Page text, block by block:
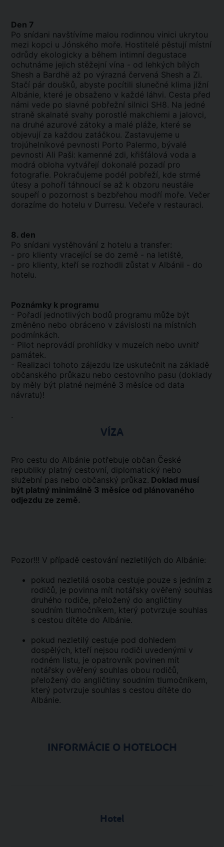
Den 7
Po snídani navštívíme malou rodinnou vinici ukrytou
mezi kopci u Jónského moře. Hostitelé pěstují místní
odrůdy ekologicky a během intimní degustace
ochutnáme jejich stěžejní vína - od lehkých bílých
Shesh a Bardhë až po výrazná červená Shesh a Zi.
Stačí pár doušků, abyste pocítili slunečné klima jižní
Albánie, které je obsaženo v každé láhvi. Cesta před
námi vede po slavné pobřežní silnici SH8. Na jedné
straně skalnaté svahy porostlé makchiemi a jalovci,
na druhé azurové zátoky a malé pláže, které se
objevují za každou zatáčkou. Zastavujeme u
trojúhelníkové pevnosti Porto Palermo, bývalé
pevnosti Ali Paši: kamenné zdi, křišťálová voda a
modrá obloha vytvářejí dokonalé pozadí pro
fotografie. Pokračujeme podél pobřeží, kde strmé
útesy a pohoří táhnoucí se až k obzoru neustále
soupeří o pozornost s bezbřehou modří moře. Večer
dorazíme do hotelu v Durresu. Večeře v restauraci.
8. den
Po snídani vystěhování z hotelu a transfer:
- pro klienty vracející se do země - na letiště,
- pro klienty, kteří se rozhodli zůstat v Albánii - do
hotelu.
Poznámky k programu
- Pořadí jednotlivých bodů programu může být
změněno nebo obráceno v závislosti na místních
podmínkách.
- Pilot neprovádí prohlídky v muzeích nebo uvnitř
památek.
- Realizaci tohoto zájezdu lze uskutečnit na základě
občanského průkazu nebo cestovního pasu (doklady
by měly být platné nejméně 3 měsíce od data
návratu)!
.
VÍZA
Pro cestu do Albánie potřebuje občan České
republiky platný cestovní, diplomatický nebo
služební pas nebo občanský průkaz. Doklad musí
být platný minimálně 3 měsíce od plánovaného
odjezdu ze země.
Pozor!!! V případě cestování nezletilých do Albánie:
pokud nezletilá osoba cestuje pouze s jedním z
rodičů, je povinna mít notářsky ověřený souhlas
druhého rodiče, přeložený do angličtiny
soudním tlumočníkem, který potvrzuje souhlas
s cestou dítěte do Albánie.
pokud nezletilý cestuje pod dohledem
dospělých, kteří nejsou rodiči uvedenými v
rodném listu, je opatrovník povinen mít
notářsky ověřený souhlas obou rodičů,
přeložený do angličtiny soudním tlumočníkem,
který potvrzuje souhlas s cestou dítěte do
Albánie.
INFORMÁCIE O HOTELOCH
Hotel